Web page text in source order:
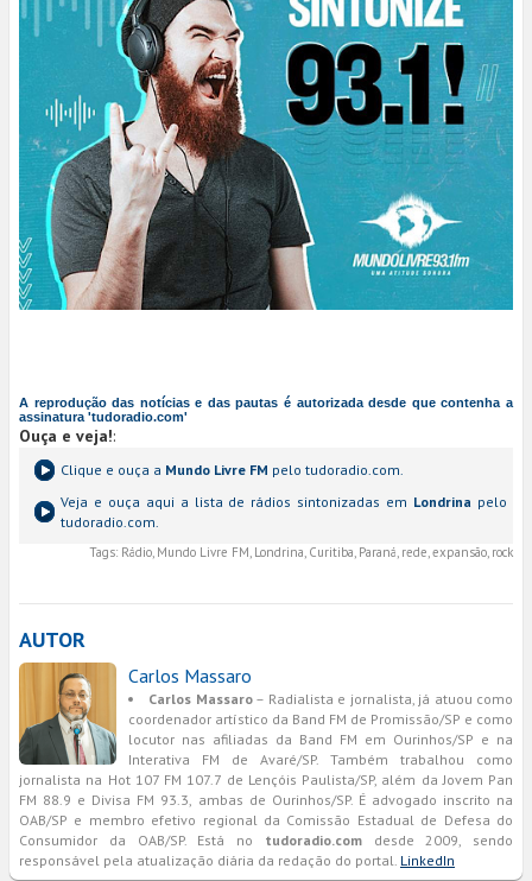
A reprodução das notícias e das pautas é autorizada desde que contenha a
assinatura 'tudoradio.com'
Ouça e veja!:
Clique e ouça a Mundo Livre FM pelo tudoradio.com.
Veja e ouça aqui a lista de rádios sintonizadas em Londrina pelo
tudoradio.com.
Tags: Rádio, Mundo Livre FM, Londrina, Curitiba, Paraná, rede, expansão, rock
AUTOR
Carlos Massaro
Carlos Massaro– Radialista e jornalista, já atuou como
coordenador artístico da Band FM de Promissão/SP e como
locutor nas afiliadas da Band FM em Ourinhos/SP e na
Interativa FM de Avaré/SP. Também trabalhou como
jornalista na Hot 107 FM 107.7 de Lençóis Paulista/SP, além da Jovem Pan
FM 88.9 e Divisa FM 93.3, ambas de Ourinhos/SP. É advogado inscrito na
OAB/SP e membro efetivo regional da Comissão Estadual de Defesa do
Consumidor da OAB/SP. Está no tudoradio.comdesde 2009, sendo
responsável pela atualização diária da redação do portal. LinkedIn